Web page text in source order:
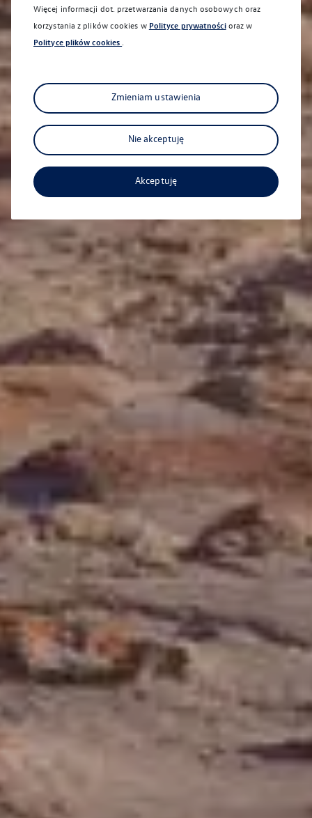
Sanocka 92
Samochody Używane
Więcej informacji dot. przetwarzania danych osobowych oraz
korzystania z plików cookies w Polityce prywatnościoraz w
Polityce plików cookies .
Zmieniam ustawienia
Nie akceptuję
Akceptuję